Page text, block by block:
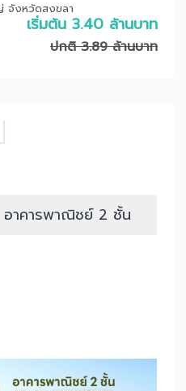
จังหวัดสงขลา
เริ่มต้น 3.40 ล้านบาท
ปกติ 3.89 ล้านบาท
าคารพาณิชย์ 2 ชั้น